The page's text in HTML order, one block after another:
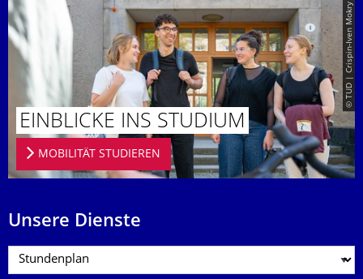
© TUD | Crispin-Iven Mokry
EINBLICKE INS STUDIUM
MOBILITÄT STUDIEREN
Unsere Dienste